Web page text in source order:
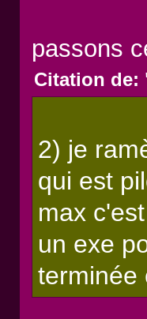
passons
Citation de:
2) je
qui est
max
un exe
terminée